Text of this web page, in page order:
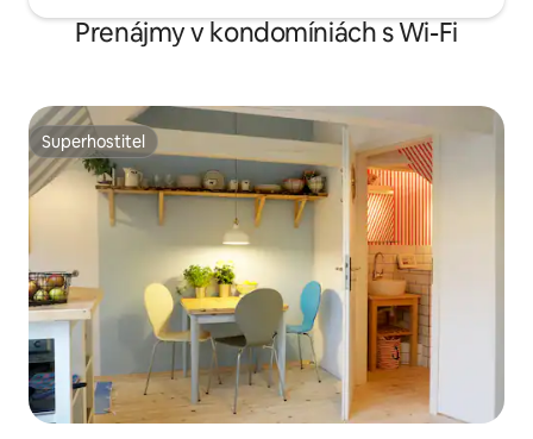
Prenájmy v kondomíniách s Wi-Fi
Superhostiteľ
Superhostiteľ